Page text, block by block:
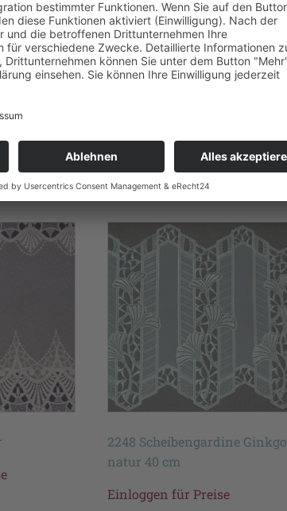
2248 Scheibengardine Ginkgo
natur 40 cm
Einloggen für Preise